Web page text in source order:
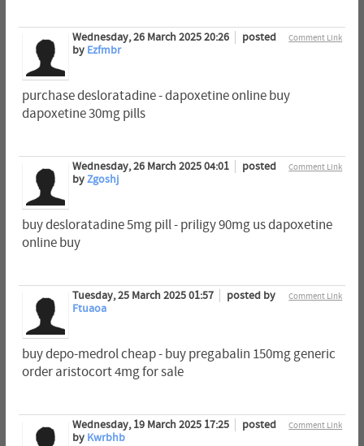
Comment Link
Wednesday, 26 March 2025 20:26
posted
by Ezfmbr
purchase desloratadine - dapoxetine online buy
dapoxetine 30mg pills
Comment Link
Wednesday, 26 March 2025 04:01
posted
byZgoshj
buy desloratadine 5mg pill - priligy 90mg us dapoxetine
online buy
Comment Link
Tuesday, 25 March 2025 01:57
posted by
Ftuaoa
buy depo-medrol cheap - buy pregabalin 150mg generic
order aristocort 4mg for sale
Comment Link
Wednesday, 19 March 2025 17:25
posted
by Kwrbhb